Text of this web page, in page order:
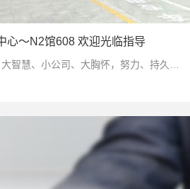
心～N2馆608 欢迎光临指导